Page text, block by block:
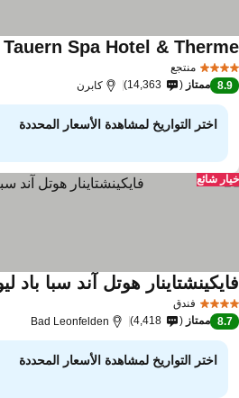
منتجع
Tauern Spa Hotel &
8.9 ممتاز 14,363 كابرن
اختر التواريخ لمشاهدة الأسعار المحددة
شائع
فندق
هوتل آند سبا باد
8.7 ممتاز 4,418
Bad Leonfelden
اختر التواريخ لمشاهدة الأسعار المحددة